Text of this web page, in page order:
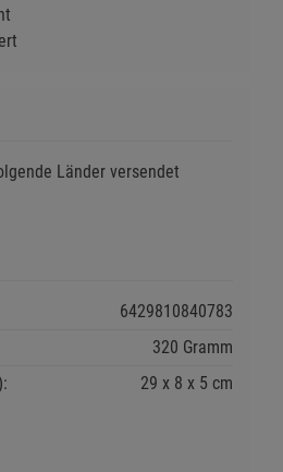
Länder versendet
6429810840783
320 Gramm
29 8 5 cm